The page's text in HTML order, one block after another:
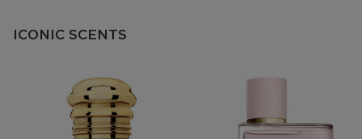
ICONIC SCENTS